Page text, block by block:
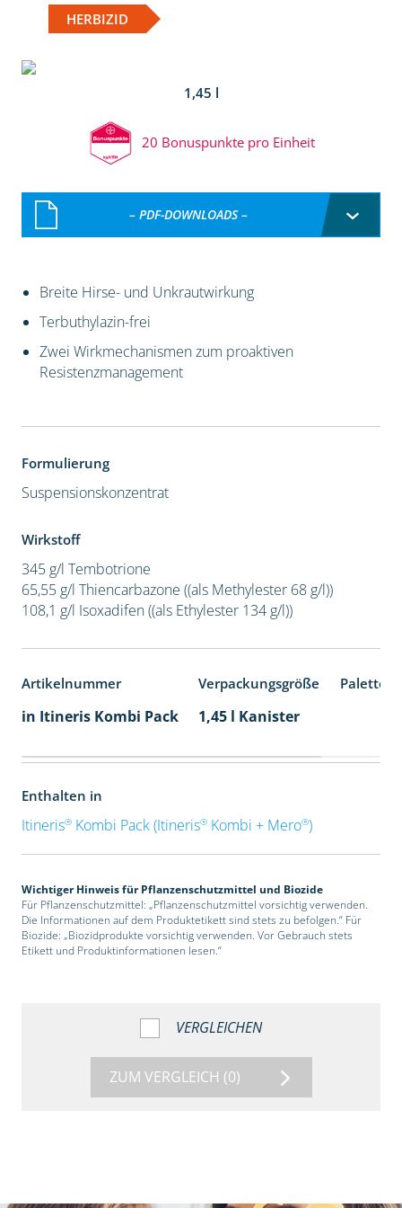
HERBIZID
1,45 l
20 Bonuspunkte pro Einheit
– PDF-DOWNLOADS –
Breite Hirse- und Unkrautwirkung
Terbuthylazin-frei
Zwei Wirkmechanismen zum proaktiven
Resistenzmanagement
Formulierung
Suspensionskonzentrat
Wirkstoff
345 g/l Tembotrione
65,55 g/l Thiencarbazone ((als Methylester 68 g/l))
108,1 g/l Isoxadifen ((als Ethylester 134 g/l))
Artikelnummer Verpackungsgröße
in Itineris Kombi Pack 1,45 l Kanister
Enthalten in
Itineris®Kombi Pack (Itineris®Kombi + Mero®)
Wichtiger Hinweis für Pflanzenschutzmittel und Biozide
Für Pflanzenschutzmittel: „Pflanzenschutzmittel vorsichtig verwenden.
Die Informationen auf dem Produktetikett sind stets zu befolgen.“ Für
Biozide: „Biozidprodukte vorsichtig verwenden. Vor Gebrauch stets
Etikett und Produktinformationen lesen.“
VERGLEICHEN
ZUM VERGLEICH (0)